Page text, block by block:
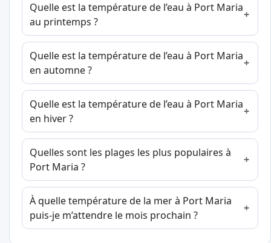
Quelle est la température de l’eau à Port Maria
au printemps ?
Quelle est la température de l’eau à Port Maria
en automne ?
Quelle est la température de l’eau à Port Maria
en hiver ?
Quelles sont les plages les plus populaires à
Port Maria ?
À quelle température de la mer à Port Maria
puis-je m’attendre le mois prochain ?